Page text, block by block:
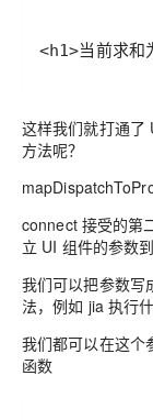
<h1>当前求
这样我们就打通了
方法呢？
connect 接受的第
立 UI 组件的参数
我们可以把参数写
法，例如 jia 执行
我们都可以在这个
函数